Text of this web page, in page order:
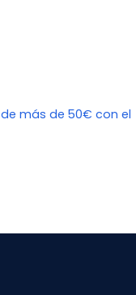
más de 50€ con el